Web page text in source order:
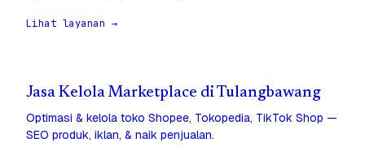
Lihat layanan →
Jasa Kelola Marketplace di Tulangbawang
Optimasi & kelola toko Shopee, Tokopedia, TikTok Shop —
SEO produk, iklan, & naik penjualan.